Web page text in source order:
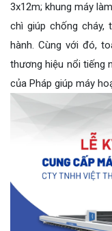
3x12m; khung máy
chì giúp chống cháy,
hành. Cùng với đó,
thương hiệu nổi tiếng
của Pháp giúp máy